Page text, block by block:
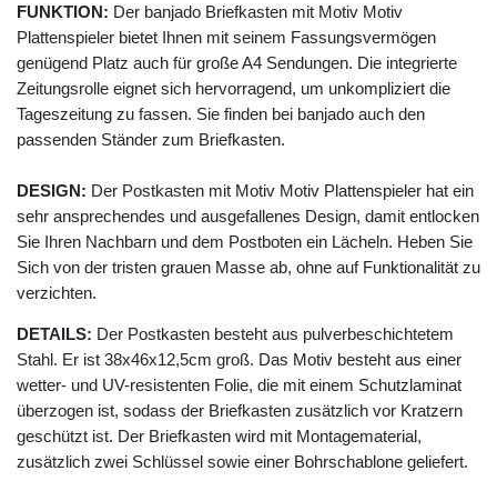
FUNKTION: Der banjado Briefkasten mit Motiv Motiv
Plattenspieler bietet Ihnen mit seinem Fassungsvermögen
genügend Platz auch für große A4 Sendungen. Die integrierte
Zeitungsrolle eignet sich hervorragend, um unkompliziert die
Tageszeitung zu fassen. Sie finden bei banjado auch den
passenden Ständer zum Briefkasten.
DESIGN: Der Postkasten mit Motiv Motiv Plattenspieler hat ein
sehr ansprechendes und ausgefallenes Design, damit entlocken
Sie Ihren Nachbarn und dem Postboten ein Lächeln. Heben Sie
Sich von der tristen grauen Masse ab, ohne auf Funktionalität zu
verzichten.
DETAILS: Der Postkasten besteht aus pulverbeschichtetem
Stahl. Er ist 38x46x12,5cm groß. Das Motiv besteht aus einer
wetter- und UV-resistenten Folie, die mit einem Schutzlaminat
überzogen ist, sodass der Briefkasten zusätzlich vor Kratzern
geschützt ist. Der Briefkasten wird mit Montagematerial,
zusätzlich zwei Schlüssel sowie einer Bohrschablone geliefert.